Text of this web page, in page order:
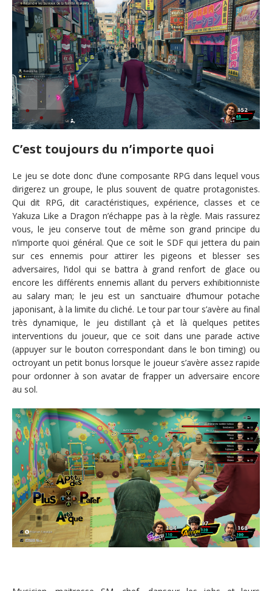
C’est toujours du n’importe quoi
Le jeu se dote donc d’une composante RPG dans lequel vous
dirigerez un groupe, le plus souvent de quatre protagonistes.
Qui dit RPG, dit caractéristiques, expérience, classes et ce
Yakuza Like a Dragon n’échappe pas à la règle. Mais rassurez
vous, le jeu conserve tout de même son grand principe du
n’importe quoi général. Que ce soit le SDF qui jettera du pain
sur ces ennemis pour attirer les pigeons et blesser ses
adversaires, l’idol qui se battra à grand renfort de glace ou
encore les différents ennemis allant du pervers exhibitionniste
au salary man; le jeu est un sanctuaire d’humour potache
japonisant, à la limite du cliché. Le tour par tour s’avère au final
très dynamique, le jeu distillant çà et là quelques petites
interventions du joueur, que ce soit dans une parade active
(appuyer sur le bouton correspondant dans le bon timing) ou
octroyant un petit bonus lorsque le joueur s’avère assez rapide
pour ordonner à son avatar de frapper un adversaire encore
au sol.